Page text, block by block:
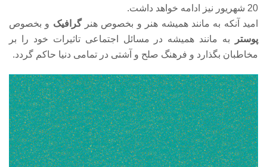
20 شهریور نیز ادامه خواهد داشت.
امید آنکه به مانند همیشه هنر و بخصوص هنرگرافیک و بخصوص
پوستر
به مانند همیشه در مسائل اجتماعی تاثیرات خود را بر
مخاطبان بگذارد و فرهنگ صلح و آشتی در تمامی دنیا حاکم گردد.